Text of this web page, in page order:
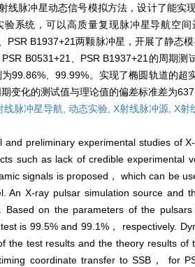
线脉冲星动态信号模拟方法，设计了能实
验系统，可以高质量复现脉冲星导航空
PSR B1937+21两颗脉冲星，开展了静态
B0531+21、PSR B1937+21的周期
99.86%、99.99%。实现了椭圆轨道的
变化的测试值与理论值的偏差标准差为
线脉冲星导航, 动态实验, X射线脉冲源, X射
and preliminary experimental studies of
such as lack of credible experimental
signals is proposed， which can be
An X-ray pulsar simulation source and
Based on the parameters of the
is 99.5% and 99.1%， respectively.
the test results and the theory results
coordinate transfer to SSB， for